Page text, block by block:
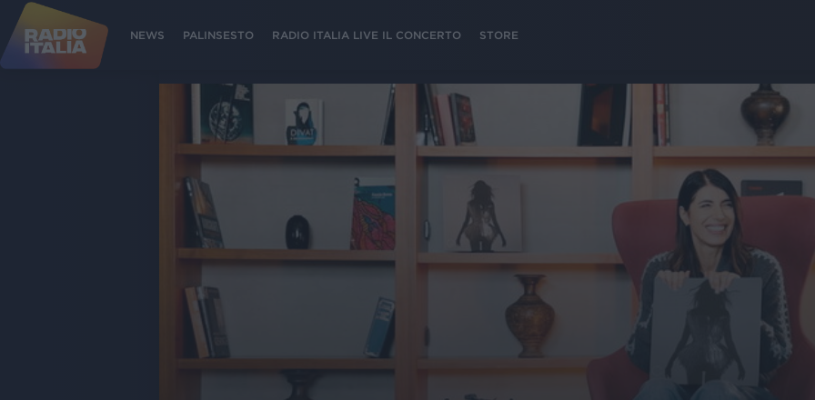
NEWS PALINSESTO RADIO ITALIA LIVE IL CONCERTO STORE